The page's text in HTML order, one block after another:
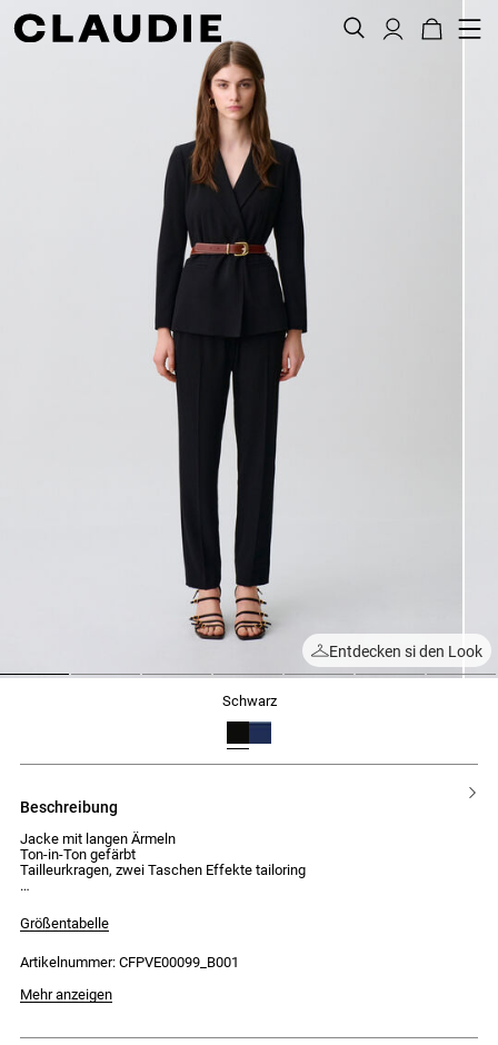
Entdecken si den Look
schwarz
beschreibung
Jacke mit langen Ärmeln
Ton-in-Ton gefärbt
Tailleurkragen, zwei Taschen Effekte tailoring
Größentabelle
Artikelnummer: CFPVE00099_B001
Das Model ist 174 cm groß und trägt Größe 34
Mehr anzeigen